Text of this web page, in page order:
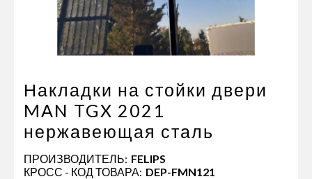
Пневматические соединения
Запчасти
Инструменты
Автономное отопление и
кондиционировани
Стяжные ремни и тросы
Накладки на стойки двери
MAN TGX 2021
нержавеющая сталь
ПРОИЗВОДИТЕЛЬ: FELIPS
КРОСС - КОД ТОВАРА: DEP-FMN121